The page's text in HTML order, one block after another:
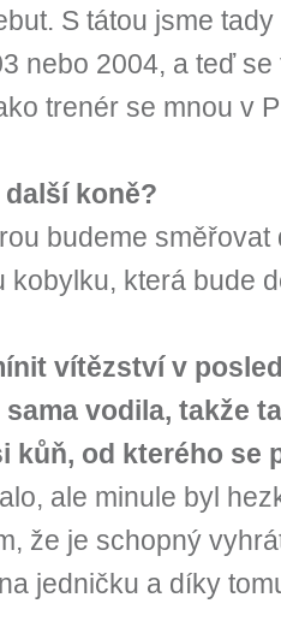
S tátou jsme
nebo 2004, a teď
trenér se mnou v
koně?
budeme
kobylku, která bude
vítězství v
vodila, takže
kůň, od kterého se
ale minule byl
že je schopný
jedničku a díky